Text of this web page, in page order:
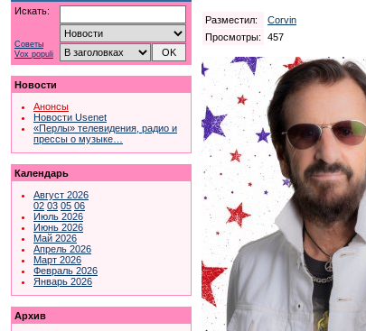
Искать:
Советы
Vox populi
Новости
Анонсы
Новости Usenet
«Перлы» телевидения, радио и
прессы о музыке…
Календарь
Август 2026
02 03 05 06
Июль 2026
Июнь 2026
Май 2026
Апрель 2026
Март 2026
Февраль 2026
Январь 2026
Архив
Разместил:
Corvin
Просмотры:
457